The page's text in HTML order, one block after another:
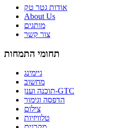
אודות גטר טק
About Us
מותגים
צור קשר
תחומי התמחות
גיימינג
מחשוב
תוכנה וענן-GTC
הדפסה וגימור
צילום
טלוויזיות